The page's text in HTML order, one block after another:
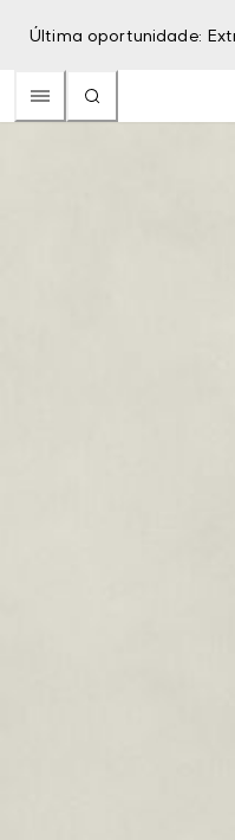
Última oportunidade: